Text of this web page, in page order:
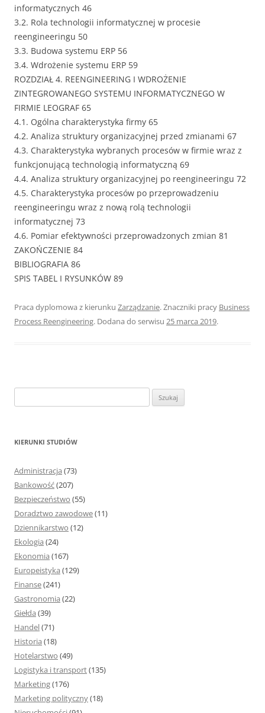
informatycznych 46
3.2. Rola technologii informatycznej w procesie
reengineeringu 50
3.3. Budowa systemu ERP 56
3.4. Wdrożenie systemu ERP 59
ROZDZIAŁ 4. REENGINEERING I WDROŻENIE
ZINTEGROWANEGO SYSTEMU INFORMATYCZNEGO W
FIRMIE LEOGRAF 65
4.1. Ogólna charakterystyka firmy 65
4.2. Analiza struktury organizacyjnej przed zmianami 67
4.3. Charakterystyka wybranych procesów w firmie wraz z
funkcjonującą technologią informatyczną 69
4.4. Analiza struktury organizacyjnej po reengineeringu 72
4.5. Charakterystyka procesów po przeprowadzeniu
reengineeringu wraz z nową rolą technologii
informatycznej 73
4.6. Pomiar efektywności przeprowadzonych zmian 81
ZAKOŃCZENIE 84
BIBLIOGRAFIA 86
SPIS TABEL I RYSUNKÓW 89
Praca dyplomowa z kierunku Zarządzanie. Znaczniki pracy Business
Process Reengineering. Dodana do serwisu 25 marca 2019.
z
KIERUNKI STUDIÓW
Administracja (73)
Bankowość(207)
Bezpieczeństwo (55)
Doradztwo zawodowe(11)
Dziennikarstwo (12)
Ekologia (24)
Ekonomia (167)
Europeistyka (129)
Finanse(241)
Gastronomia (22)
Giełda (39)
Handel(71)
Historia (18)
Hotelarstwo (49)
Logistyka i transport(135)
Marketing(176)
Marketing polityczny(18)